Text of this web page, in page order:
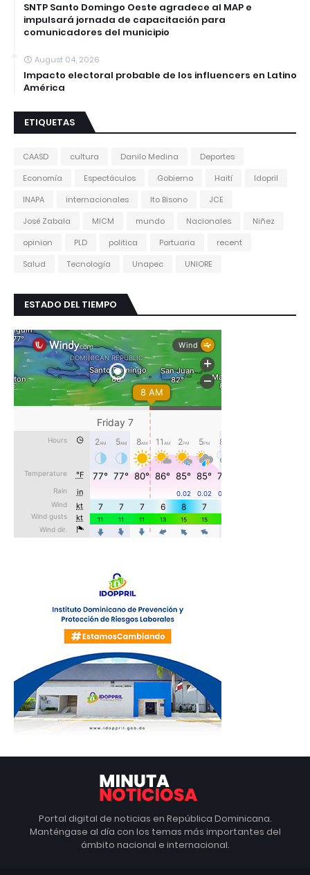
SNTP Santo Domingo Oeste agradece al MAP e
impulsará jornada de capacitación para
comunicadores del municipio
August 04, 2026
Impacto electoral probable de los influencers en Latino
América
ETIQUETAS
CAASD cultura Danilo Medina
Deportes
Economía
Espectáculos Gobierno Haití
Idopril
INAPA
internacionales Ito Bisono
JCE
José Zabala
MICM mundo Nacionales
Niñez
opinion
PLD politica Portuaria
recent
Salud
Tecnología Unapec UNIORE
ESTADO DEL TIEMPO
Portal digital de noticias en República Dominicana.
Manténgase al día con los temas más importantes del
ámbito nacional e internacional.